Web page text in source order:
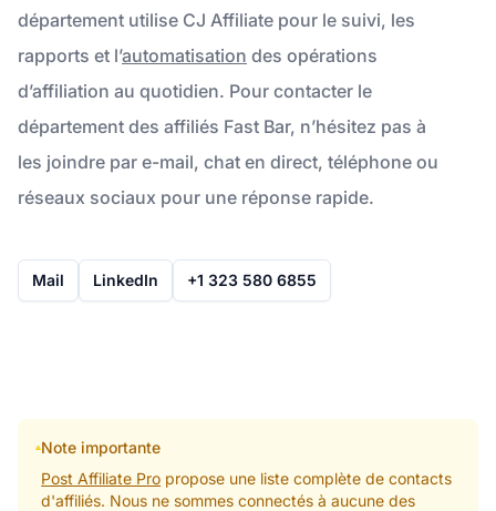
département utilise CJ Affiliate pour le suivi, les
rapports et l’automatisation des opérations
d’affiliation au quotidien. Pour contacter le
département des affiliés Fast Bar, n’hésitez pas à
les joindre par e-mail, chat en direct, téléphone ou
réseaux sociaux pour une réponse rapide.
Mail LinkedIn +1 323 580 6855
Note importante
Post Affiliate Pro propose une liste complète de contacts
d'affiliés. Nous ne sommes connectés à aucune des